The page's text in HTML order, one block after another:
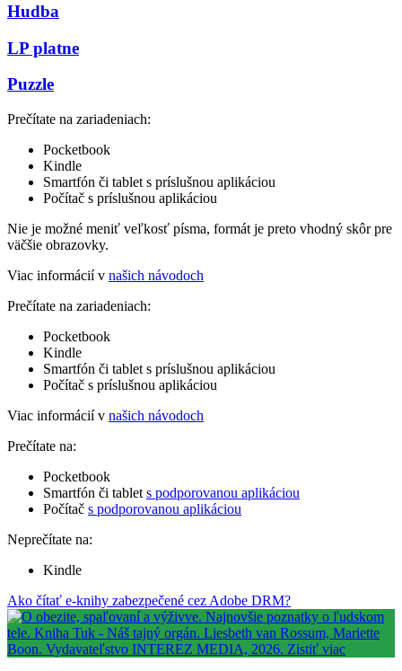
Hudba
LP platne
Puzzle
Prečítate na zariadeniach:
Pocketbook
Kindle
Smartfón či tablet s príslušnou aplikáciou
Počítač s príslušnou aplikáciou
Nie je možné meniť veľkosť písma, formát je preto vhodný skôr pre
väčšie obrazovky.
Viac informácií v našich návodoch
Prečítate na zariadeniach:
Pocketbook
Kindle
Smartfón či tablet s príslušnou aplikáciou
Počítač s príslušnou aplikáciou
Viac informácií v našich návodoch
Prečítate na:
Pocketbook
Smartfón či tablet s podporovanou aplikáciou
Počítač s podporovanou aplikáciou
Neprečítate na:
Kindle
Ako čítať e-knihy zabezpečené cez Adobe DRM?